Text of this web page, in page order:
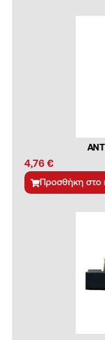
4,76 €
Προσθήκη στο